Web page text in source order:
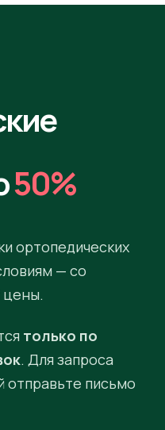
50%
ортопедических
— со
цены.
только по
. Для запроса
отправьте письмо